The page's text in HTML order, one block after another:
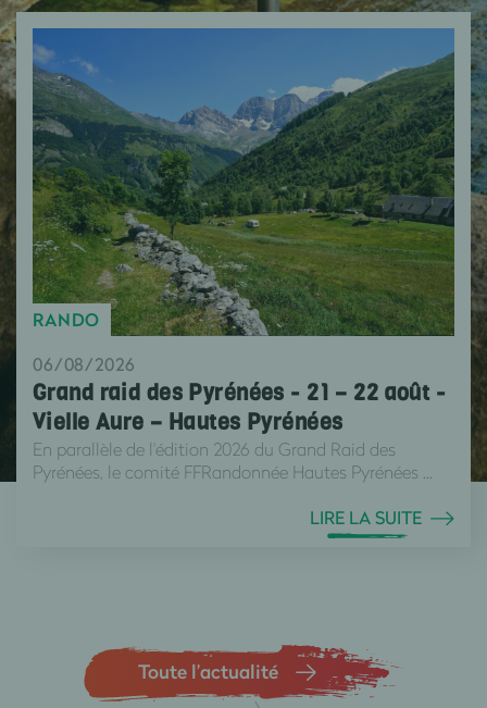
RANDO
06/08/2026
Grand raid des Pyrénées - 21 – 22 août -
Vielle Aure – Hautes Pyrénées
En parallèle de l'édition 2026 du Grand Raid des
Pyrénées, le comité FFRandonnée Hautes Pyrénées ...
LIRE LA SUITE
Toute l’actualité